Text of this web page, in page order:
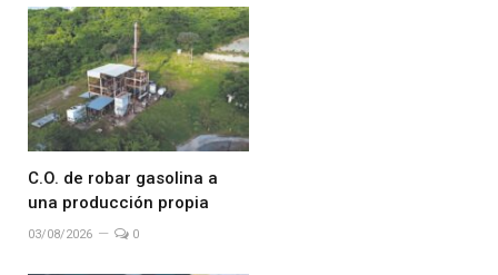
C.O. de robar gasolina a
una producción propia
03/08/2026 0